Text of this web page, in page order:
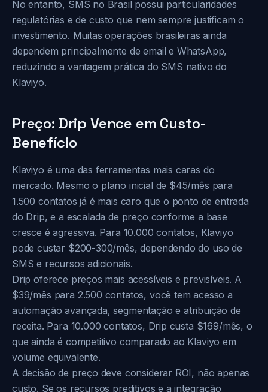
No entanto, SMS no Brasil possui particularidades
regulatórias e de custo que nem sempre justificam o
investimento. Muitas operações brasileiras ainda
dependem principalmente de email e WhatsApp,
reduzindo a vantagem prática do SMS nativo do
Klaviyo.
Preço: Drip Vence em Custo-
Benefício
Klaviyo é uma das ferramentas mais caras do
mercado. Mesmo o plano inicial de $45/mês para
1.500 contatos já é mais caro que o ponto de entrada
do Drip, e a escalada de preço conforme a base
cresce é agressiva. Para 10.000 contatos, Klaviyo
pode custar $200-300/mês, dependendo do uso de
SMS e recursos adicionais.
Drip oferece preços mais acessíveis e previsíveis. A
$39/mês para 2.500 contatos, você tem acesso a
automação avançada, segmentação e atribuição de
receita. Para 10.000 contatos, Drip custa $169/mês, o
que ainda é competitivo comparado ao Klaviyo em
volume equivalente.
A decisão de preço deve considerar ROI, não apenas
custo. Se os recursos preditivos e a integração